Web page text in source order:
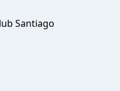
Santiago